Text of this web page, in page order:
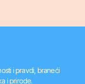
i pravdi, braneći
i prirode.